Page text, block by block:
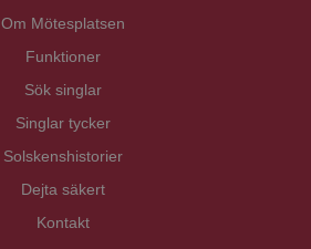
Om Mötesplatsen
Funktioner
Sök singlar
Singlar tycker
Solskenshistorier
Dejta säkert
Kontakt